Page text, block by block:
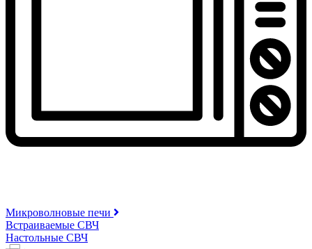
Микроволновые печи
Встраиваемые СВЧ
Настольные СВЧ